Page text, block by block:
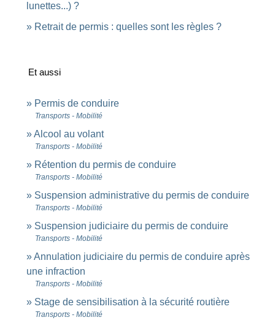
lunettes...) ?
Retrait de permis : quelles sont les règles ?
Et aussi
Permis de conduire
Transports - Mobilité
Alcool au volant
Transports - Mobilité
Rétention du permis de conduire
Transports - Mobilité
Suspension administrative du permis de conduire
Transports - Mobilité
Suspension judiciaire du permis de conduire
Transports - Mobilité
Annulation judiciaire du permis de conduire après
une infraction
Transports - Mobilité
Stage de sensibilisation à la sécurité routière
Transports - Mobilité